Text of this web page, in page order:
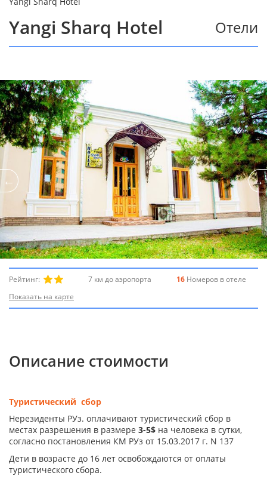
Yangi Sharq Hotel Отели
Рейтинг: 7 км до аэропорта 16 Номеров в отеле
Показать на карте
Описание стоимости
Туристический сбор
Нерезиденты РУз. оплачивают туристический сбор в
местах разрешения в размере 3-5$ на человека в сутки,
согласно постановления КМ РУз от 15.03.2017 г. N 137
Дети в возрасте до 16 лет освобождаются от оплаты
туристического сбора.